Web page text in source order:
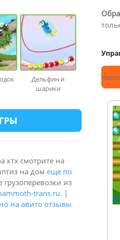
Дельфин и
шарики
ктх смотрите на
на дом еще по
из
trans.ru. |
на авито отзывы